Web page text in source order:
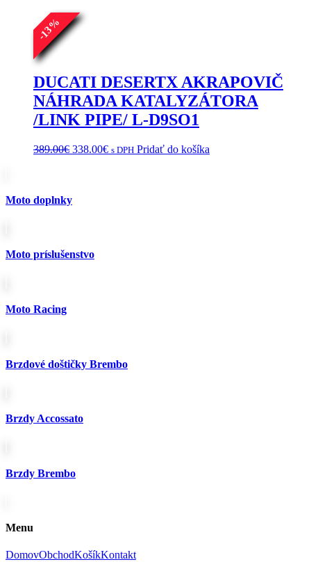
-
13
%
DUCATI DESERTX AKRAPOVIČ
NÁHRADA KATALYZÁTORA
/LINK PIPE/ L-D9SO1
389.00€ Pôvodná
338.00€Aktuálna
s DPH Pridať do košíka
Moto doplnky
Moto príslušenstvo
Moto Racing
Brzdové doštičky Brembo
Brzdy Accossato
Brzdy Brembo
Menu
DomovObchodKošíkKontakt